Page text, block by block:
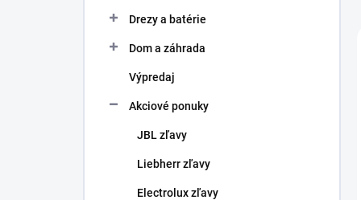
Drezy a batérie
Dom a záhrada
Výpredaj
Akciové ponuky
JBL zľavy
Liebherr zľavy
Electrolux zľavy